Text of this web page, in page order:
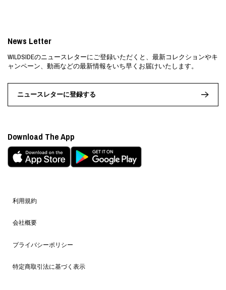
利用規約
会社概要
プライバシーポリシー
特定商取引法に基づく表示
News Letter
WILDSIDEのニュースレターにご登録いただくと、最新コレクションやキ
ャンペーン、動画などの最新情報をいち早くお届けいたします。
ニュースレターに登録する
Download The App